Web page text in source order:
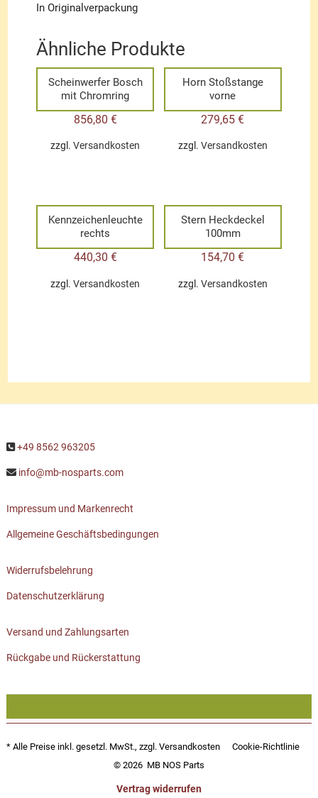
In Originalverpackung
Ähnliche Produkte
Scheinwerfer Bosch
mit Chromring
856,80 €
zzgl.Versandkosten
Horn Stoßstange
vorne
279,65€
zzgl. Versandkosten
Kennzeichenleuchte
rechts
440,30 €
zzgl.Versandkosten
Stern Heckdeckel
100mm
154,70€
zzgl. Versandkosten
+49 8562 963205
info@mb-nosparts.com
Impressum und Markenrecht
Allgemeine Geschäftsbedingungen
Widerrufsbelehrung
Datenschutzerklärung
Versand und Zahlungsarten
Rückgabe und Rückerstattung
* Alle Preise inkl. gesetzl. MwSt., zzgl. Versandkosten
Cookie-Richtlinie
© 2026 MB NOS Parts
Vertrag widerrufen